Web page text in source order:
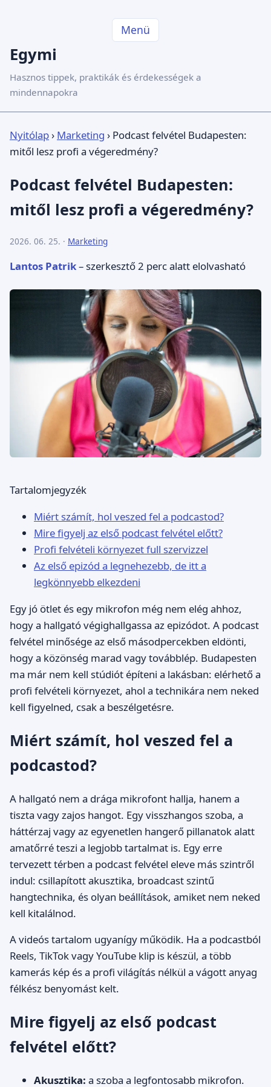
Menü
Egymi
Hasznos tippek, praktikák és érdekességek a
mindennapokra
Nyitólap› Marketing › Podcast felvétel Budapesten:
mitől lesz profi a végeredmény?
Podcast felvétel Budapesten:
mitől lesz profi a végeredmény?
2026. 06. 25. · Marketing
Lantos Patrik– szerkesztő2 perc alatt elolvasható
Tartalomjegyzék
Miért számít, hol veszed fel a podcastod?
Mire figyelj az első podcast felvétel előtt?
Profi felvételi környezet full szervizzel
Az első epizód a legnehezebb, de itt a
legkönnyebb elkezdeni
Egy jó ötlet és egy mikrofon még nem elég ahhoz,
hogy a hallgató végighallgassa az epizódot. A podcast
felvétel minősége az első másodpercekben eldönti,
hogy a közönség marad vagy továbblép. Budapesten
ma már nem kell stúdiót építeni a lakásban: elérhető a
profi felvételi környezet, ahol a technikára nem neked
kell figyelned, csak a beszélgetésre.
Miért számít, hol veszed fel a
podcastod?
A hallgató nem a drága mikrofont hallja, hanem a
tiszta vagy zajos hangot. Egy visszhangos szoba, a
háttérzaj vagy az egyenetlen hangerő pillanatok alatt
amatőrré teszi a legjobb tartalmat is. Egy erre
tervezett térben a podcast felvétel eleve más szintről
indul: csillapított akusztika, broadcast szintű
hangtechnika, és olyan beállítások, amiket nem neked
kell kitalálnod.
A videós tartalom ugyanígy működik. Ha a podcastból
Reels, TikTok vagy YouTube klip is készül, a több
kamerás kép és a profi világítás nélkül a vágott anyag
félkész benyomást kelt.
Mire figyelj az első podcast
felvétel előtt?
Akusztika: a szoba a legfontosabb mikrofon.